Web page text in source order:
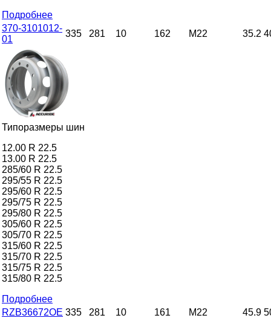
Подробнее
370-3101012-
01
335 281 10 162 M22 35.2
Типоразмеры шин
12.00 R 22.5
13.00 R 22.5
285/60 R 22.5
295/55 R 22.5
295/60 R 22.5
295/75 R 22.5
295/80 R 22.5
305/60 R 22.5
305/70 R 22.5
315/60 R 22.5
315/70 R 22.5
315/75 R 22.5
315/80 R 22.5
Подробнее
RZB36672OE 335 281 10 161 M22 45.9